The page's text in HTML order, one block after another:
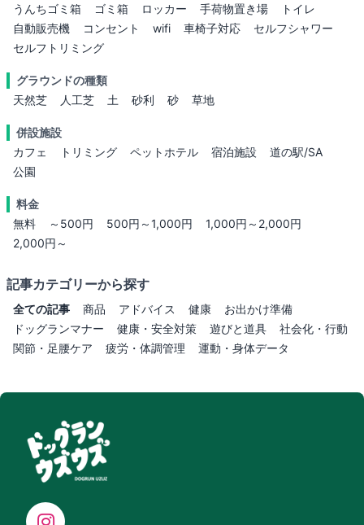
うんちゴミ箱
ゴミ箱 ロッカー 手荷物置き場
トイレ
自動販売機
コンセント wifi 車椅子対応
セルフシャワー
セルフトリミング
グラウンドの種類
天然芝
人工芝 土 砂利 砂 草地
併設施設
カフェ
トリミング ペットホテル 宿泊施設
道の駅/SA
公園
料金
無料
～500円 500円～1,000円
1,000円～2,000円
2,000円～
記事カテゴリーから探す
全ての記事 商品 アドバイス 健康
お出かけ準備
ドッグランマナー
健康・安全対策 遊びと道具
社会化・行動
関節・足腰ケア
疲労・体調管理 運動・身体データ